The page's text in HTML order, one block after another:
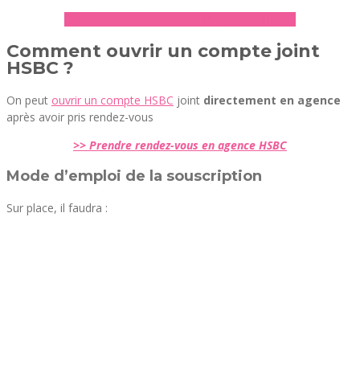
Comment ouvrir un compte joint
HSBC ?
On peut ouvrir un compte HSBC joint directement en agence
après avoir pris rendez-vous
>> Prendre rendez-vous en agence HSBC
Mode d’emploi de la souscription
Sur place, il faudra :